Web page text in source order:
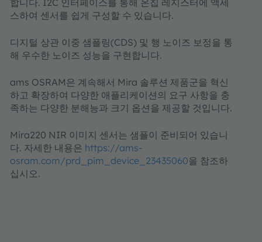
합니다. I2C 인터페이스를 통해 온칩 레지스터에 액세
스하여 센서를 쉽게 구성할 수 있습니다.
디지털 상관 이중 샘플링(CDS) 및 행 노이즈 보정을 통
해 우수한 노이즈 성능을 구현합니다.
ams OSRAM은 계속해서 Mira 솔루션 제품군을 혁신
하고 확장하여 다양한 애플리케이션의 요구 사항을 충
족하는 다양한 분해능과 크기 옵션을 제공할 것입니다.
Mira220 NIR 이미지 센서는 샘플이 준비되어 있습니
다. 자세한 내용은 https://ams-
osram.com/prd_pim_device_23435060을 참조하
십시오.